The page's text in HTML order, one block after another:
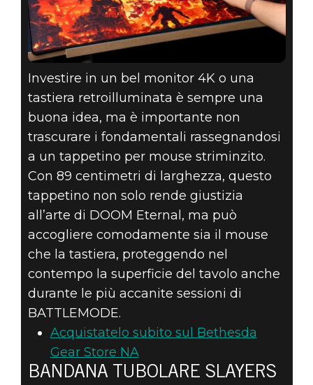
Investire in un bel monitor 4K o una
tastiera retroilluminata è sempre una
buona idea, ma è importante non
trascurare i fondamentali rassegnandosi
a un tappetino per mouse striminzito.
Con 89 centimetri di larghezza, questo
tappetino non solo rende giustizia
all’arte di DOOM Eternal, ma può
accogliere comodamente sia il mouse
che la tastiera, proteggendo nel
contempo la superficie del tavolo anche
durante le più accanite sessioni di
BATTLEMODE.
Acquistatelo subito sul Bethesda
Gear Store NA
BANDANA TUBOLARE SLAYERS